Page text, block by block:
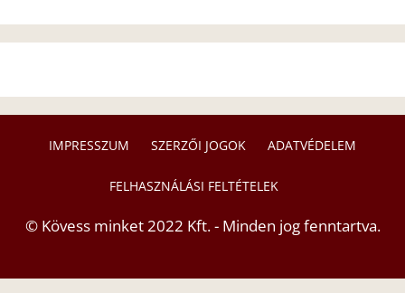
IMPRESSZUM SZERZŐI JOGOK ADATVÉDELEM
FELHASZNÁLÁSI FELTÉTELEK
© Kövess minket 2022 Kft. - Minden jog fenntartva.